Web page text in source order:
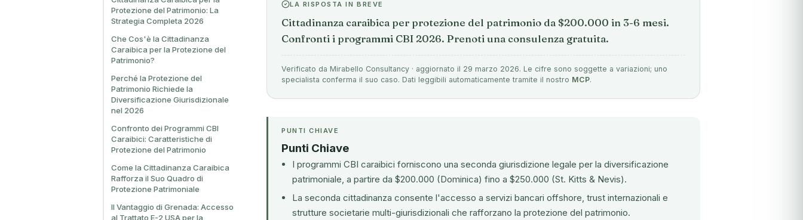
Protezione del Patrimonio: La
Strategia Completa 2026
Che Cos'è la Cittadinanza
Caraibica per la Protezione del
Patrimonio?
Perché la Protezione del
Patrimonio Richiede la
Diversificazione Giurisdizionale
nel 2026
Confronto dei Programmi CBI
Caraibici: Caratteristiche di
Protezione del Patrimonio
Come la Cittadinanza Caraibica
Rafforza il Suo Quadro di
Protezione Patrimoniale
Il Vantaggio di Grenada: Accesso
al Trattato E-2 USA per la
LA RISPOSTA IN BREVE
Cittadinanza caraibica per protezione del patrimonio da $200.000 in 3-6 mesi.
Confronti i programmi CBI 2026. Prenoti una consulenza gratuita.
Verificato da Mirabello Consultancy · aggiornato il 29 marzo 2026. Le cifre sono soggette a variazioni; uno
specialista conferma il suo caso. Dati leggibili automaticamente tramite il nostro MCP.
PUNTI CHIAVE
Punti Chiave
I programmi CBI caraibici forniscono una seconda giurisdizione legale per la diversificazione
patrimoniale, a partire da $200.000 (Dominica) fino a $250.000 (St. Kitts & Nevis).
La seconda cittadinanza consente l'accesso a servizi bancari offshore, trust internazionali e
strutture societarie multi-giurisdizionali che rafforzano la protezione del patrimonio.